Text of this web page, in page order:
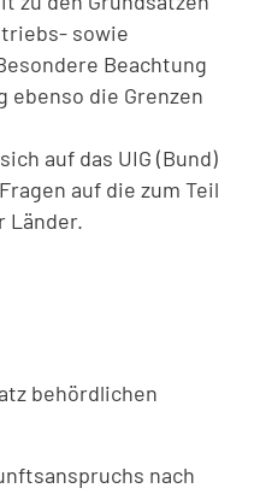
sowie
Beachtung
ebenso die Grenzen
auf das UIG (Bund)
auf die zum Teil
Länder.
behördlichen
nach